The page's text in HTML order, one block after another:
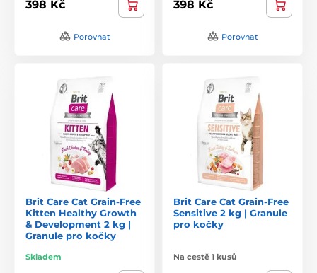
398 Kč
Porovnat
398 Kč
Porovnat
Brit Care Cat Grain-Free
Kitten Healthy Growth
& Development 2 kg |
Granule pro kočky
Skladem
Brit Care Cat Grain-Free
Sensitive 2 kg | Granule
pro kočky
Na cestě 1 kusů